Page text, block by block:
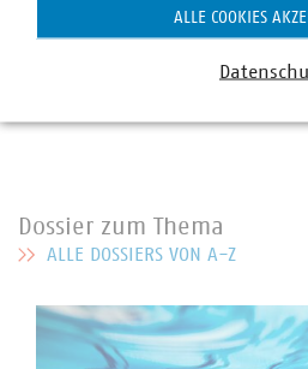
PDF Download
Dossier zum Thema
MEHR ZU DOSSIER ZUM THEMA
ALLE DOSSIERS VON A-Z
ALLE COOKIES